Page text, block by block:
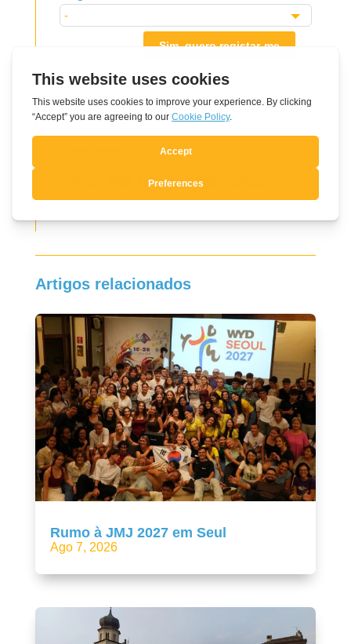
Sim, quero registar-me
Pensamento do dia
Não ter receio de ousar
Artigos relacionados
Rumo à JMJ 2027 em Seul
Ago 7, 2026